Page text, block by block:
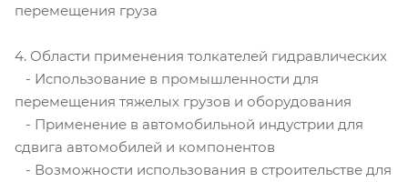
перемещения груза
4. Области применения толкателей гидравлических
- Использование в промышленности для
перемещения тяжелых грузов и оборудования
- Применение в автомобильной индустрии для
сдвига автомобилей и компонентов
- Возможности использования в строительстве для